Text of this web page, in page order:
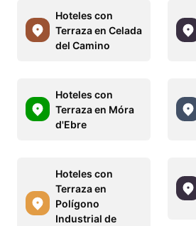
Hoteles con
Terraza en Celada
del Camino
Hoteles con
Terraza en Móra
d'Ebre
Hoteles con
Terraza en
Polígono
Industrial de